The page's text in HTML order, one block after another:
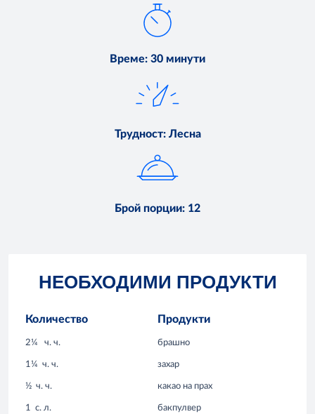
Време: 30 минути
Трудност: Лесна
Брой порции: 12
НЕОБХОДИМИ ПРОДУКТИ
Количество Продукти
2¼ ч. ч. брашно
1¼ ч. ч. захар
½ ч. ч. какао на прах
1 с. л. бакпулвер